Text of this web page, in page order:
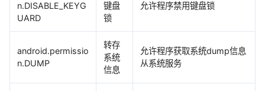
n.DISABLE_KEYG
UARD
键盘
锁
允许程序禁用键盘锁
android.permissio
n.DUMP
转存
系统
信息
允许程序获取系统dump信息
从系统服务